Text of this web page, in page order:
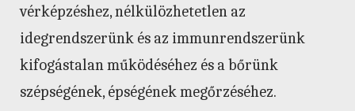
vérképzéshez, nélkülözhetetlen az
idegrendszerünk és az immunrendszerünk
kifogástalan működéséhez és a bőrünk
szépségének, épségének megőrzéséhez.